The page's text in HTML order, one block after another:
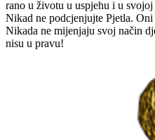
rano u životu u uspjehu i u
Nikad ne podcjenjujte Pjetla.
Nikada ne mijenjaju svoj način
nisu u pravu!